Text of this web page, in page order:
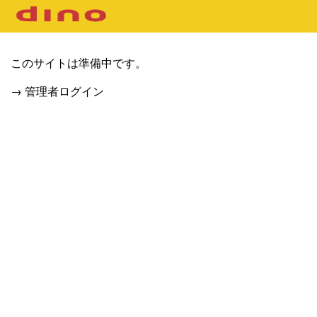
このサイトは準備中です。
→ 管理者ログイン